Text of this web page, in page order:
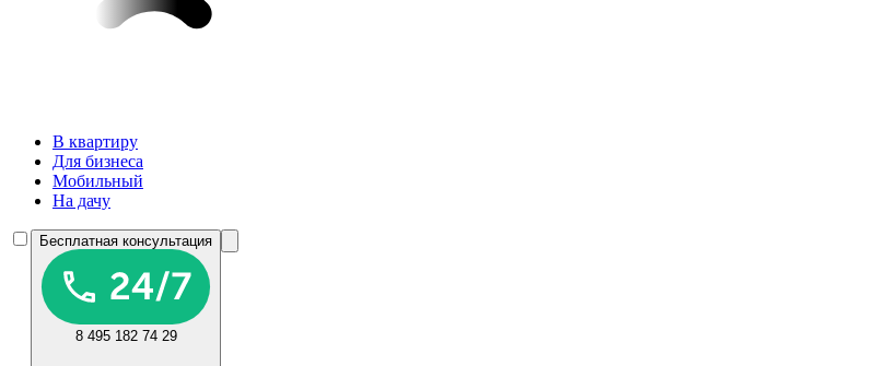
В квартиру
Для бизнеса
Мобильный
На дачу
Бесплатная консультация
8 495 182 74 29